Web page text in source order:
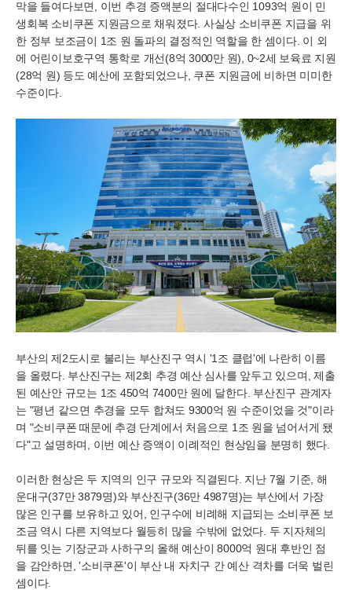
막을 들여다보면, 이번 추경 증액분의 절대다수인 1093억 원이 민
생회복 소비쿠폰 지원금으로 채워졌다. 사실상 소비쿠폰 지급을 위
한 정부 보조금이 1조 원 돌파의 결정적인 역할을 한 셈이다. 이 외
에 어린이보호구역 통학로 개선(8억 3000만 원), 0~2세 보육료 지원
(28억 원) 등도 예산에 포함되었으나, 쿠폰 지원금에 비하면 미미한
수준이다.
부산의 제2도시로 불리는 부산진구 역시 '1조 클럽'에 나란히 이름
을 올렸다. 부산진구는 제2회 추경 예산 심사를 앞두고 있으며, 제출
된 예산안 규모는 1조 450억 7400만 원에 달한다. 부산진구 관계자
는 "평년 같으면 추경을 모두 합쳐도 9300억 원 수준이었을 것"이라
며 "소비쿠폰 때문에 추경 단계에서 처음으로 1조 원을 넘어서게 됐
다"고 설명하며, 이번 예산 증액이 이례적인 현상임을 분명히 했다.
이러한 현상은 두 지역의 인구 규모와 직결된다. 지난 7월 기준, 해
운대구(37만 3879명)와 부산진구(36만 4987명)는 부산에서 가장
많은 인구를 보유하고 있어, 인구수에 비례해 지급되는 소비쿠폰 보
조금 역시 다른 지역보다 월등히 많을 수밖에 없었다. 두 지자체의
뒤를 잇는 기장군과 사하구의 올해 예산이 8000억 원대 후반인 점
을 감안하면, '소비쿠폰'이 부산 내 자치구 간 예산 격차를 더욱 벌린
셈이다.